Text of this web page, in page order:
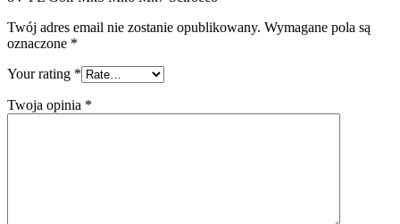
Twój adres email nie zostanie opublikowany. Wymagane pola są
oznaczone *
Your rating *
Twoja opinia *